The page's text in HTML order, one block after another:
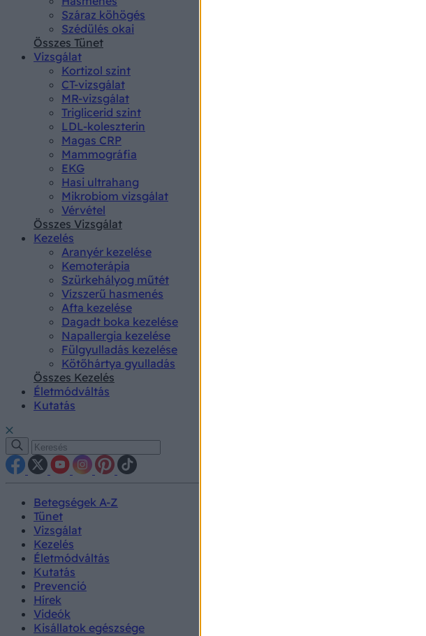
Száraz köhögés
Szédülés okai
Összes Tünet
Vizsgálat
Kortizol szint
CT-vizsgálat
MR-vizsgálat
Triglicerid szint
LDL-koleszterin
Magas CRP
Mammográfia
EKG
Hasi ultrahang
Mikrobiom vizsgálat
Vérvétel
Összes Vizsgálat
Kezelés
Aranyér kezelése
Kemoterápia
Szürkehályog műtét
Vízszerű hasmenés
Afta kezelése
Dagadt boka kezelése
Napallergia kezelése
Fülgyulladás kezelése
Kötőhártya gyulladás
Összes Kezelés
Életmódváltás
Kutatás
Betegségek A-Z
Tünet
Vizsgálat
Kezelés
Életmódváltás
Kutatás
Prevenció
Hírek
Videók
Kisállatok egészsége